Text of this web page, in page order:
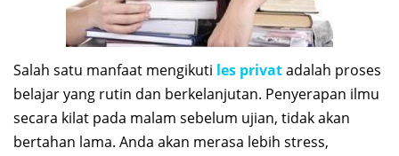
Salah satu manfaat mengikuti les privatadalah proses
belajar yang rutin dan berkelanjutan. Penyerapan ilmu
secara kilat pada malam sebelum ujian, tidak akan
bertahan lama. Anda akan merasa lebih stress,